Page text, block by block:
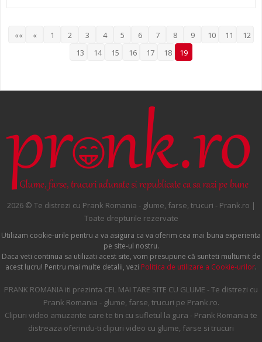
«« « 1 2 3 4 5 6 7 8 9 10 11
12
13
14 15 16 17 18 19
2026 © Te distrezi cu Prank Romania - glume, farse, trucuri - Prank.ro |
Toate drepturile rezervate
Utilizam cookie-urile pentru a va asigura ca va oferim cea mai buna experienta
pe site-ul nostru.
Daca veti continua sa utilizati acest site, vom presupune că sunteti multumit de
acest lucru! Pentru mai multe detalii, vezi Politica de utilizare a Cookie-urilor.
PRANK ROMANIA iti prezinta CEL MAI TARE SITE CU GLUME - Te distrezi cu
Prank Romania - glume, farse, trucuri pe Prank.ro.
Clipuri video amuzante care te tin cu sufletul la gura - Prank Romania te
distreaza oferindu-ti clipuri video cu glume, farse si trucuri